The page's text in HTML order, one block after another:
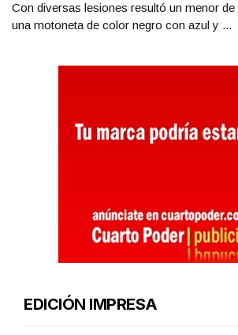
Con diversas lesiones resultó un menor
una motoneta de color negro con azul y ...
EDICIÓN IMPRESA